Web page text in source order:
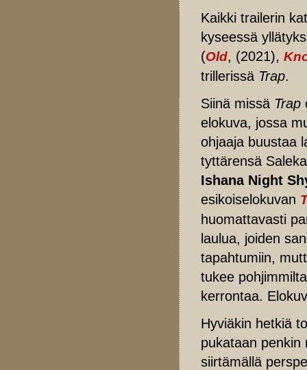
Kaikki trailerin
kyseessä
(Old, (2021),
trillerissä Trap.
Siinä missä Trap
elokuva, jossa
ohjaaja buustaa
tyttärensä
Ishana Night
esikoiselokuvan
huomattavasti
laulua, joiden
tapahtumiin,
tukee
kerrontaa.
Hyviäkin hetkiä
pukataan
siirtämällä